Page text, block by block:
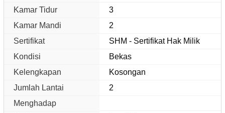
Kamar Tidur
3
Kamar Mandi
2
Sertifikat
SHM - Sertifikat Hak Milik
Kondisi
Bekas
Kelengkapan
Kosongan
Jumlah Lantai
2
Menghadap